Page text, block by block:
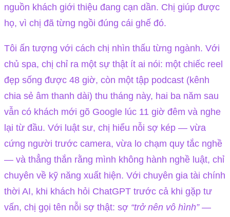
nguồn khách giới thiệu đang cạn dần. Chị giúp được
họ, vì chị đã từng ngồi đúng cái ghế đó.
Tôi ấn tượng với cách chị nhìn thấu từng ngành. Với
chủ spa, chị chỉ ra một sự thật ít ai nói: một chiếc reel
đẹp sống được 48 giờ, còn một tập podcast (kênh
chia sẻ âm thanh dài) thu tháng này, hai ba năm sau
vẫn có khách mới gõ Google lúc 11 giờ đêm và nghe
lại từ đầu. Với luật sư, chị hiểu nỗi sợ kép — vừa
cứng người trước camera, vừa lo chạm quy tắc nghề
— và thẳng thắn rằng mình không hành nghề luật, chỉ
chuyên về kỹ năng xuất hiện. Với chuyên gia tài chính
thời AI, khi khách hỏi ChatGPT trước cả khi gặp tư
vấn, chị gọi tên nỗi sợ thật: sợ “trở nên vô hình”—